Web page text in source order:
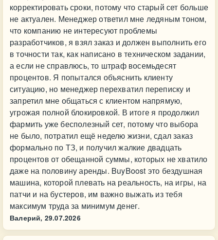
корректировать сроки, потому что старый сет больше
не актуален. Менеджер ответил мне ледяным тоном,
что компанию не интересуют проблемы
разработчиков, я взял заказ и должен выполнить его
в точности так, как написано в техническом задании,
а если не справлюсь, то штраф восемьдесят
процентов. Я попытался объяснить клиенту
ситуацию, но менеджер перехватил переписку и
запретил мне общаться с клиентом напрямую,
угрожая полной блокировкой. В итоге я продолжил
фармить уже бесполезный сет, потому что выбора
не было, потратил ещё неделю жизни, сдал заказ
формально по ТЗ, и получил жалкие двадцать
процентов от обещанной суммы, которых не хватило
даже на половину аренды. BuyBoost это бездушная
машина, которой плевать на реальность, на игры, на
патчи и на бустеров, им важно выжать из тебя
максимум труда за минимум денег.
Валерий, 29.07.2026